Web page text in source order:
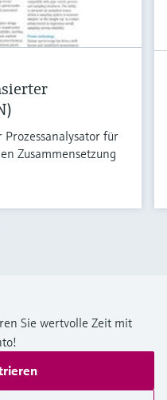
für
Zusammensetzung
Sie wertvolle Zeit mit